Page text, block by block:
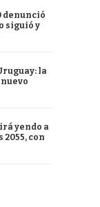
denunció
siguió y
la
yendo a
con